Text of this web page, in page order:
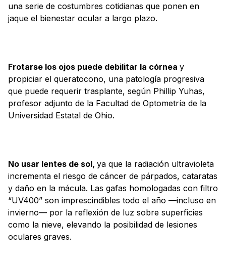
una serie de costumbres cotidianas que ponen en
jaque el bienestar ocular a largo plazo.
Frotarse los ojos puede debilitar la córnea y
propiciar el queratocono, una patología progresiva
que puede requerir trasplante, según Phillip Yuhas,
profesor adjunto de la Facultad de Optometría de la
Universidad Estatal de Ohio.
No usar lentes de sol, ya que la radiación ultravioleta
incrementa el riesgo de cáncer de párpados, cataratas
y daño en la mácula. Las gafas homologadas con filtro
“UV400” son imprescindibles todo el año —incluso en
invierno— por la reflexión de luz sobre superficies
como la nieve, elevando la posibilidad de lesiones
oculares graves.